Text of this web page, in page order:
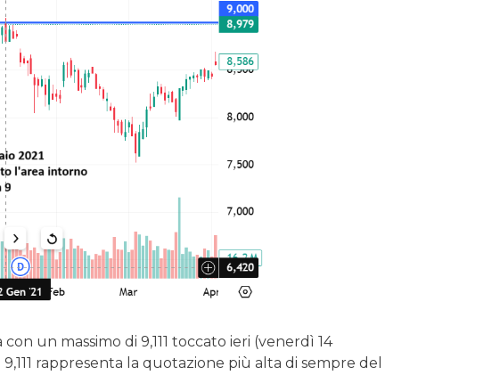
un massimo di 9,111 toccato ieri (venerdì 14
rappresenta la quotazione più alta di sempre del